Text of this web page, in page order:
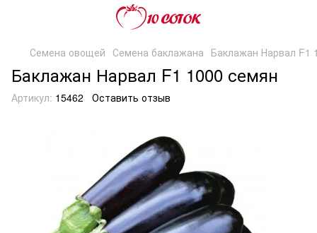
Семена овощей Семена баклажана Баклажан Нарвал F1
Баклажан Нарвал F1 1000 семян
Артикул: 15462 Оставить отзыв